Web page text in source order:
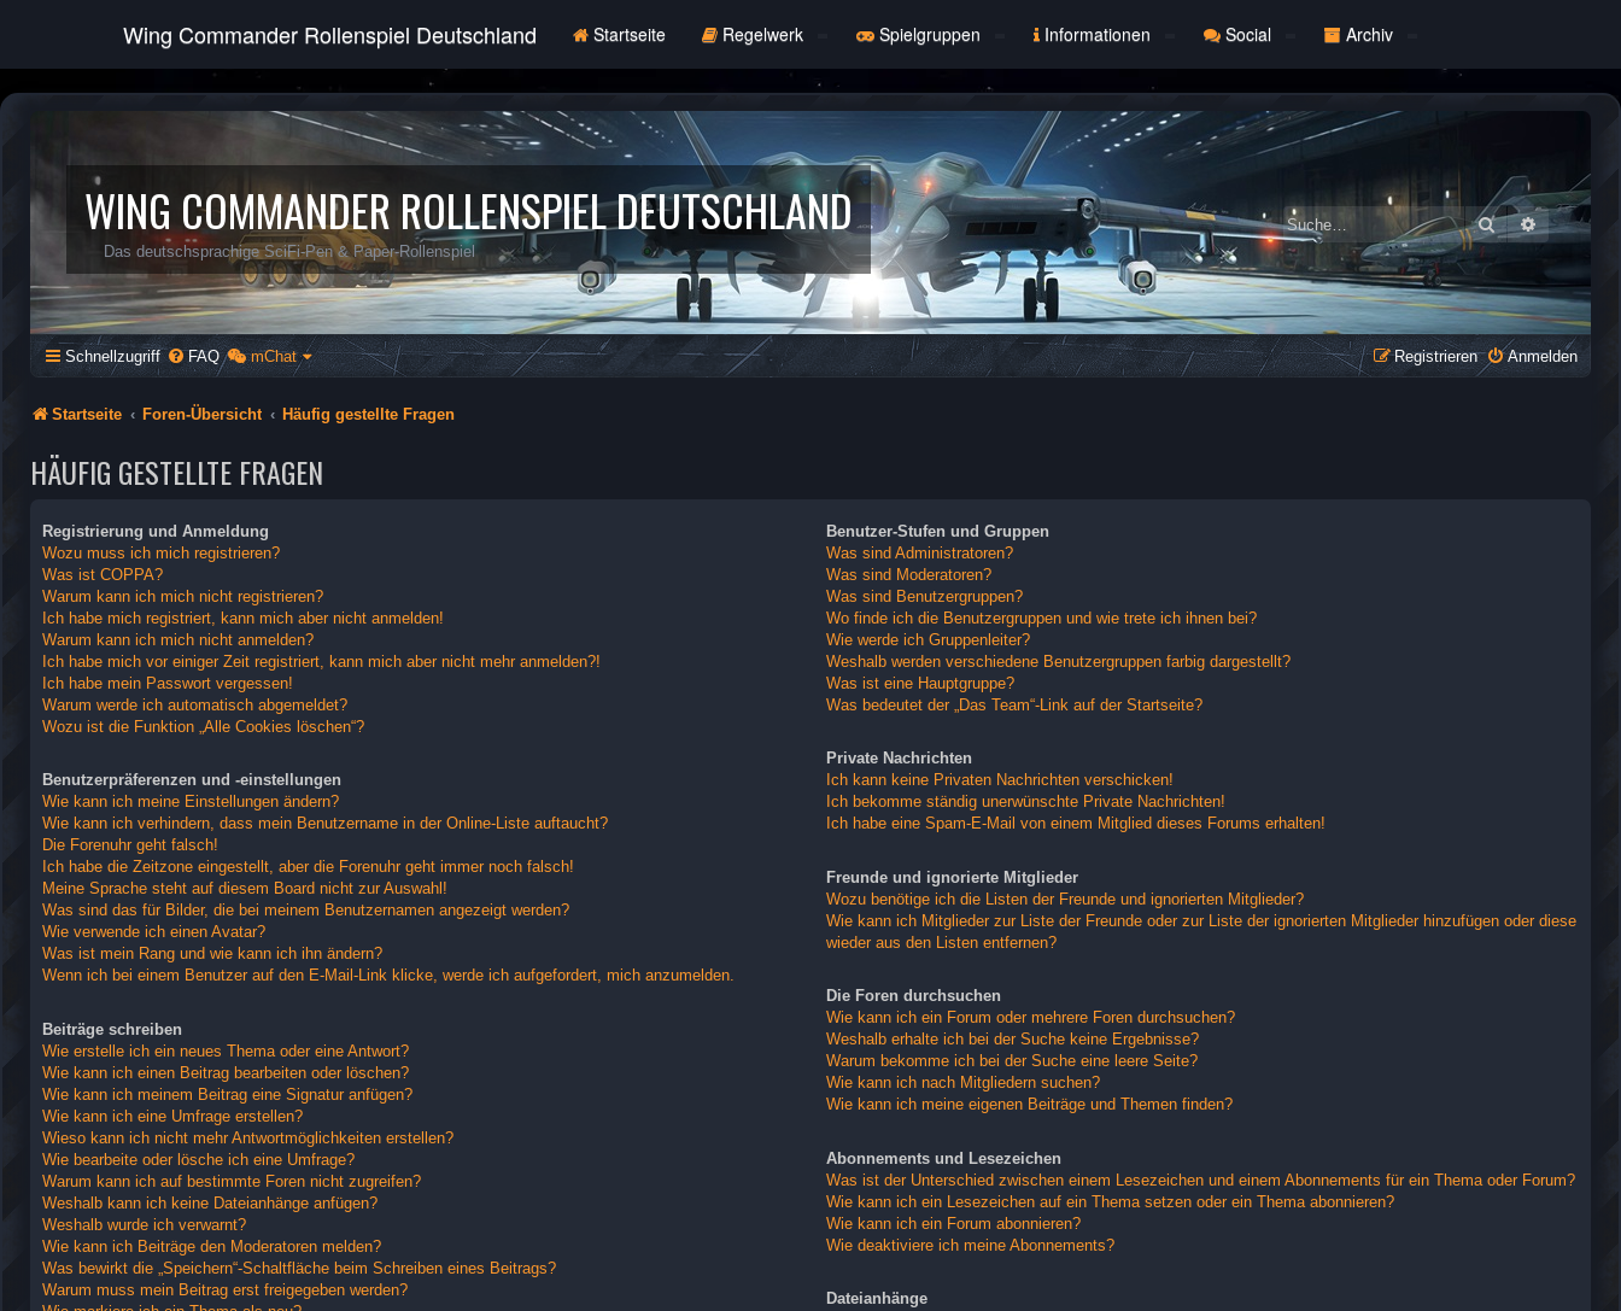
Wing Commander Rollenspiel Deutschland Startseite Regelwerk Spielgruppen Informationen Social Archiv
WING COMMANDER ROLLENSPIEL DEUTSCHLAND
Das deutschsprachige SciFi-Pen & Paper-Rollenspiel
Suche Erweiterte
Schnellzugriff FAQ mChat Anmelden
Registrieren
Startseite Foren-Übersicht Häufig gestellte Fragen
HÄUFIG GESTELLTE FRAGEN
Registrierung und Anmeldung
Wozu muss ich mich registrieren?
Was ist COPPA?
Warum kann ich mich nicht registrieren?
Ich habe mich registriert, kann mich aber nicht anmelden!
Warum kann ich mich nicht anmelden?
Ich habe mich vor einiger Zeit registriert, kann mich aber nicht mehr anmelden?!
Ich habe mein Passwort vergessen!
Warum werde ich automatisch abgemeldet?
Wozu ist die Funktion „Alle Cookies löschen“?
Benutzerpräferenzen und -einstellungen
Wie kann ich meine Einstellungen ändern?
Wie kann ich verhindern, dass mein Benutzername in der Online-Liste auftaucht?
Die Forenuhr geht falsch!
Ich habe die Zeitzone eingestellt, aber die Forenuhr geht immer noch falsch!
Meine Sprache steht auf diesem Board nicht zur Auswahl!
Was sind das für Bilder, die bei meinem Benutzernamen angezeigt werden?
Wie verwende ich einen Avatar?
Was ist mein Rang und wie kann ich ihn ändern?
Wenn ich bei einem Benutzer auf den E-Mail-Link klicke, werde ich aufgefordert, mich anzumelden.
Beiträge schreiben
Wie erstelle ich ein neues Thema oder eine Antwort?
Wie kann ich einen Beitrag bearbeiten oder löschen?
Wie kann ich meinem Beitrag eine Signatur anfügen?
Wie kann ich eine Umfrage erstellen?
Wieso kann ich nicht mehr Antwortmöglichkeiten erstellen?
Wie bearbeite oder lösche ich eine Umfrage?
Warum kann ich auf bestimmte Foren nicht zugreifen?
Weshalb kann ich keine Dateianhänge anfügen?
Weshalb wurde ich verwarnt?
Wie kann ich Beiträge den Moderatoren melden?
Was bewirkt die „Speichern“-Schaltfläche beim Schreiben eines Beitrags?
Warum muss mein Beitrag erst freigegeben werden?
Benutzer-Stufen und Gruppen
Was sind Administratoren?
Was sind Moderatoren?
Was sind Benutzergruppen?
Wo finde ich die Benutzergruppen und wie trete ich ihnen bei?
Wie werde ich Gruppenleiter?
Weshalb werden verschiedene Benutzergruppen farbig dargestellt?
Was ist eine Hauptgruppe?
Was bedeutet der „Das Team“-Link auf der Startseite?
Private Nachrichten
Ich kann keine Privaten Nachrichten verschicken!
Ich bekomme ständig unerwünschte Private Nachrichten!
Ich habe eine Spam-E-Mail von einem Mitglied dieses Forums erhalten!
Freunde und ignorierte Mitglieder
Wozu benötige ich die Listen der Freunde und ignorierten Mitglieder?
Wie kann ich Mitglieder zur Liste der Freunde oder zur Liste der ignorierten Mitglieder hinzufügen oder diese
wieder aus den Listen entfernen?
Die Foren durchsuchen
Wie kann ich ein Forum oder mehrere Foren durchsuchen?
Weshalb erhalte ich bei der Suche keine Ergebnisse?
Warum bekomme ich bei der Suche eine leere Seite?
Wie kann ich nach Mitgliedern suchen?
Wie kann ich meine eigenen Beiträge und Themen finden?
Abonnements und Lesezeichen
Was ist der Unterschied zwischen einem Lesezeichen und einem Abonnements für ein Thema oder Forum?
Wie kann ich ein Lesezeichen auf ein Thema setzen oder ein Thema abonnieren?
Wie kann ich ein Forum abonnieren?
Wie deaktiviere ich meine Abonnements?
Dateianhänge